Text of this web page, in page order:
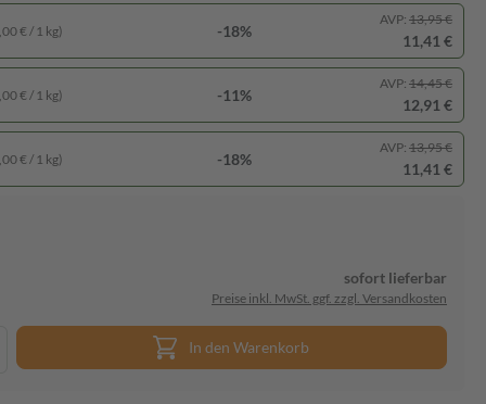
€ / 1 kg) -18%
AVP: 13,95 €
11,41 €
€ / 1 kg) -11%
AVP: 14,45 €
12,91 €
€ / 1 kg) -18%
AVP: 13,95 €
11,41 €
sofort lieferbar
Preise inkl. MwSt. ggf. zzgl. Versandkosten
In den Warenkorb